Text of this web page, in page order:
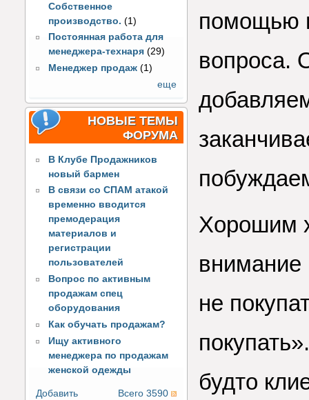
Собственное
производство. (1)
Постоянная работа для
менеджера-технаря (29)
Менеджер продаж (1)
еще
НОВЫЕ ТЕМЫ
ФОРУМА
В Клубе Продажников
новый бармен
В связи со СПАМ атакой
временно вводится
премодерация
материалов и
регистрации
пользователей
Вопрос по активным
продажам спец
оборудования
Как обучать продажам?
Ищу активного
менеджера по продажам
женской одежды
Всего 3590
Добавить
помощью
вопроса.
Хорошим
внимание
не
будто